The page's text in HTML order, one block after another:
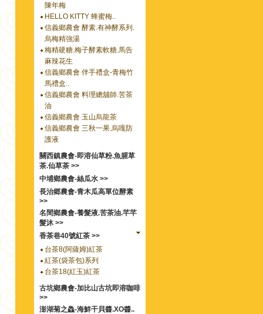
陳年梅
HELLO KITTY 蜂蜜梅..
信義鄉農會 酵素.有神酵系列.
烏梅精強湯
梅精硬糖.梅子酵素軟糖.馬告
麻辣花生
信義鄉農會 伴手禮盒-青梅竹
馬禮盒..
信義鄉農會 料理總舖師.苦茶
油
信義鄉農會 玉山烏龍茶
信義鄉農會 三秋一果.烏嘎防
護液
關西鎮農會-即溶仙草粉.魚腥草
茶.仙草茶 >>
中埔鄉農會-絲瓜水 >>
長治郷農會-青木瓜高單位酵素
>>
名間鄉農會-養髮液.苦茶油.芊芊
髮沐 >>
香茶巷40號紅茶 >>
台茶8(阿薩姆)紅茶
紅茶(袋茶包)系列
台茶18(紅玉)紅茶
古坑鄉農會-加比山古坑即溶咖啡
>>
澎湖菊之鱻-海鮮干貝醬.XO醬..